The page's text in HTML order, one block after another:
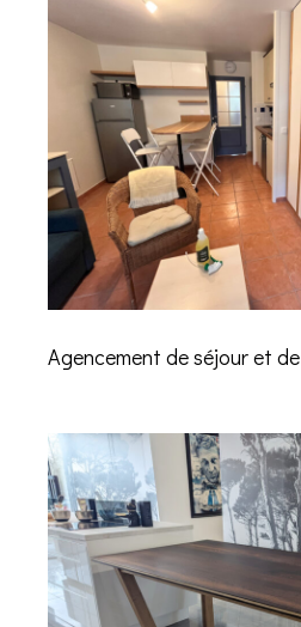
Agencement de séjour et